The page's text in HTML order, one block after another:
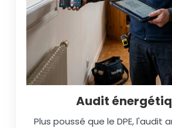
Audit
Plus poussé que le DPE, l'audit